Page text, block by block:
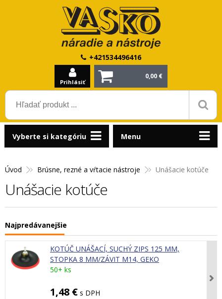
+421534496416
Prihlásiť
0,00 €
Úvod Brúsne, rezné a vŕtacie nástroje Unášacie kotúče
Unášacie kotúče
Najpredávanejšie
KOTÚČ UNÁŠACÍ, SUCHÝ ZIPS 125 MM,
STOPKA 8 MM/ZÁVIT M14, GEKO
50+ ks
1,48 € s DPH
Vyberte si kategóriu Menu